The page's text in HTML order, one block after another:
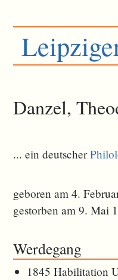
Danzel,
... ein deutscher
geboren am 4.
gestorben am 9. Mai
Werdegang
1845 Habilitation